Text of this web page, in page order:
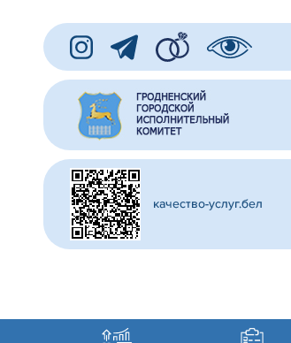
качество-услуг.бел